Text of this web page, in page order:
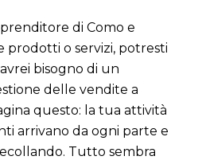
di Como e
prodotti o servizi, potresti
bisogno di un
delle vendite a
questo: la tua attività
arrivano da ogni parte e
Tutto sembra